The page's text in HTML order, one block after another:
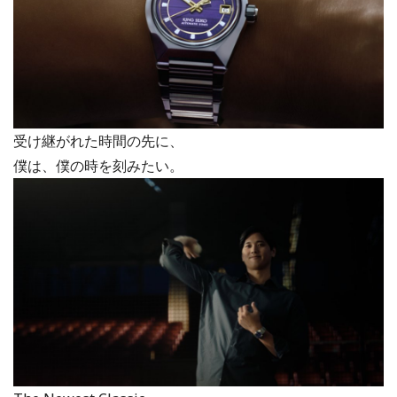
受け継がれた時間の先に、
僕は、僕の時を刻みたい。